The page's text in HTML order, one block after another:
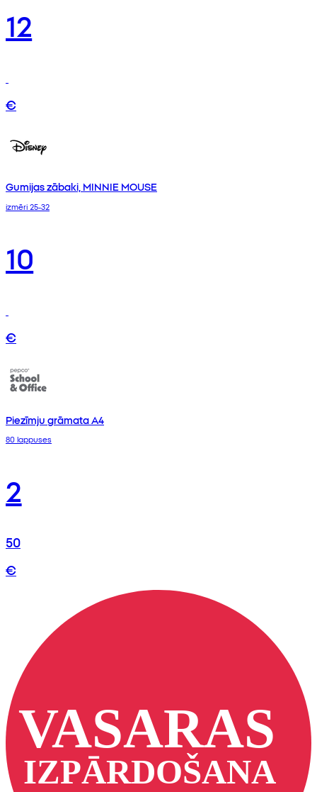
12
€
Gumijas zābaki, MINNIE MOUSE
izmēri 25-32
10
€
Piezīmju grāmata A4
80 lappuses
2
50
€